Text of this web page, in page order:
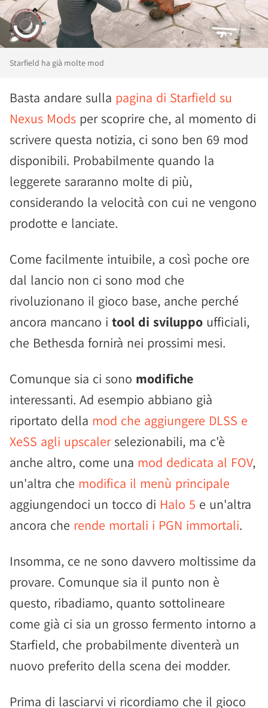
Starfield ha già molte mod
Basta andare sulla pagina di Starfield su
Nexus Mods per scoprire che, al momento di
scrivere questa notizia, ci sono ben 69 mod
disponibili. Probabilmente quando la
leggerete sararanno molte di più,
considerando la velocità con cui ne vengono
prodotte e lanciate.
Come facilmente intuibile, a così poche ore
dal lancio non ci sono mod che
rivoluzionano il gioco base, anche perché
ancora mancano i tool di sviluppo ufficiali,
che Bethesda fornirà nei prossimi mesi.
Comunque sia ci sono modifiche
interessanti. Ad esempio abbiano già
riportato della mod che aggiungere DLSS e
XeSS agli upscalerselezionabili, ma c'è
anche altro, come una mod dedicata al FOV,
un'altra che modifica il menù principale
aggiungendoci un tocco di Halo 5 e un'altra
ancora che rende mortali i PGN immortali.
Insomma, ce ne sono davvero moltissime da
provare. Comunque sia il punto non è
questo, ribadiamo, quanto sottolineare
come già ci sia un grosso fermento intorno a
Starfield, che probabilmente diventerà un
nuovo preferito della scena dei modder.
Prima di lasciarvi vi ricordiamo che il gioco